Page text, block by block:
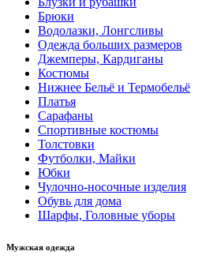
Брюки
Водолазки, Лонгсливы
Одежда больших размеров
Джемперы, Кардиганы
Костюмы
Нижнее Бельё и Термобельё
Платья
Сарафаны
Спортивные костюмы
Толстовки
Футболки, Майки
Юбки
Чулочно-носочные изделия
Обувь для дома
Шарфы, Головные уборы
Мужская одежда